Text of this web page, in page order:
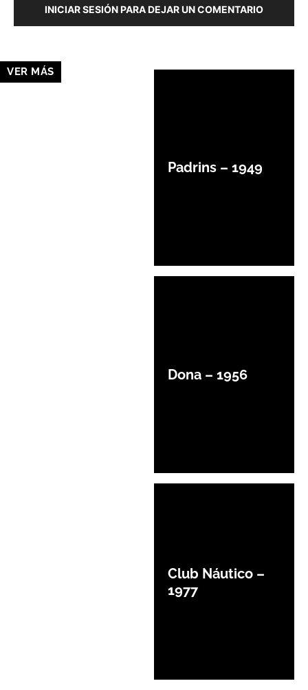
INICIAR SESIÓN PARA DEJAR UN COMENTARIO
VER MÁS
Padrins – 1949
Dona – 1956
Club Náutico –
1977